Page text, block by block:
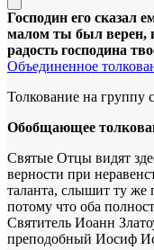
Господин его сказал
малом ты был верен,
радость господина
Объединенное
Толкование на группу
Обобщающее
Святые Отцы видят
верности при
таланта, слышит ту же
потому что оба
Святитель Иоанн
преподобный Иосиф